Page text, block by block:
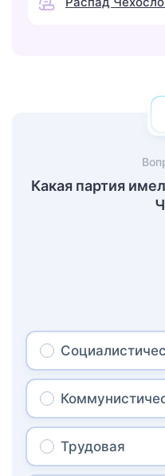
Какая партия
Трудовая